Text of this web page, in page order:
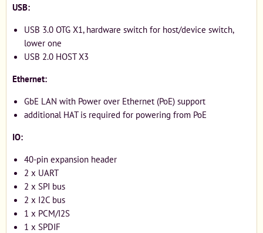
USB:
USB 3.0 OTG X1, hardware switch for host/device switch,
lower one
USB 2.0 HOST X3
Ethernet:
GbE LAN with Power over Ethernet (PoE) support
additional HAT is required for powering from PoE
IO:
40-pin expansion header
2 x UART
2 x SPI bus
2 x I2C bus
1 x PCM/I2S
1 x SPDIF